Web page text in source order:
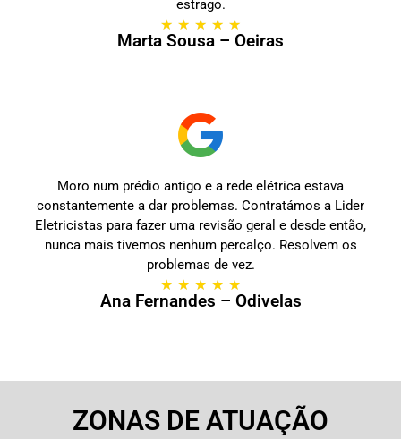
estrago.
★ ★ ★ ★ ★
Marta Sousa – Oeiras
Moro num prédio antigo e a rede elétrica estava
constantemente a dar problemas. Contratámos a Lider
Eletricistas para fazer uma revisão geral e desde então,
nunca mais tivemos nenhum percalço. Resolvem os
problemas de vez.
★ ★ ★ ★ ★
Ana Fernandes – Odivelas
ZONAS DE ATUAÇÃO